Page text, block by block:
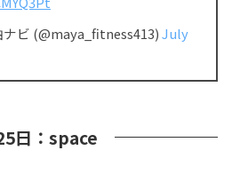
ビ (@maya_fitness413)July
日：space